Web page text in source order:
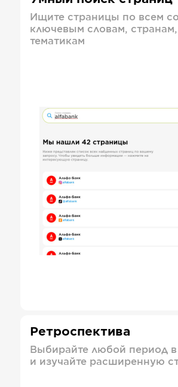
Ищите страницы по всем
ключевым словам,
тематикам
Ретроспектива
Выбирайте любой период
и изучайте расширенную